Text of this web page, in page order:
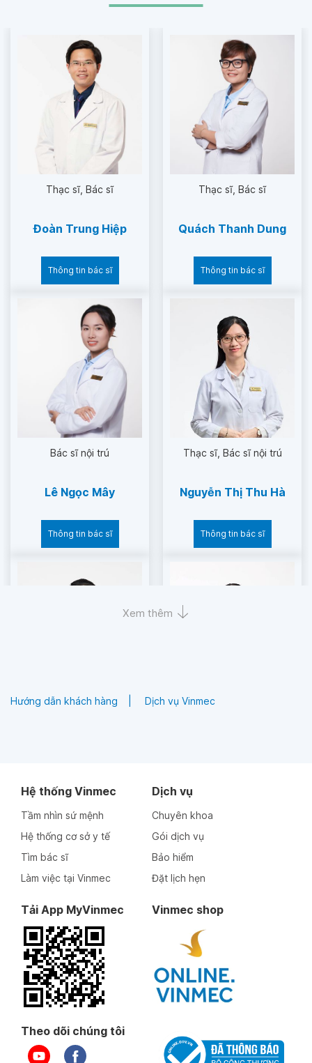
Thạc sĩ Bác sĩ
Đoàn Trung Hiệp
Thông tin bác sĩ
Thạc sĩ Bác sĩ
Quách Thanh Dung
Thông tin bác sĩ
Bác sĩ nội trú
Lê Ngọc Mây
Thông tin bác sĩ
Thạc sĩ Bác sĩ nội trú
Nguyễn Thị Thu Hà
Thông tin bác sĩ
Thông tin bác sĩ
Thạc sĩ Bác sĩ
Thông tin bác sĩ
Thạc sĩ
Thông tin bác sĩ
Xem thêm
Hướng dẫn khách hàng Dịch vụ Vinmec
Hệ thống Vinmec
Tầm nhìn sứ mệnh
Hệ thống cơ sở y tế
Tìm bác sĩ
Làm việc tại Vinmec
Dịch vụ
Chuyên khoa
Gói dịch vụ
Bảo hiểm
Đặt lịch hẹn
Tải App MyVinmec Vinmec shop
Theo dõi chúng tôi